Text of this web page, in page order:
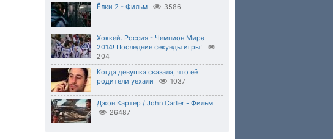
Ёлки 2 - Фильм 3586
Хоккей. Россия - Чемпион Мира
2014! Последние секунды игры!
204
Когда девушка сказалa, что её
родители уехали
1037
Джон Картер / John Carter - Фильм
26487